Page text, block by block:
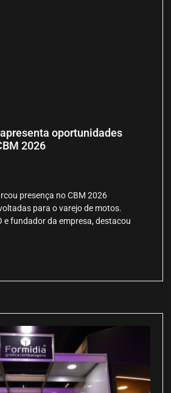
oportunidades
2026
presença no CBM 2026
para o varejo de motos.
e fundador da empresa, destacou